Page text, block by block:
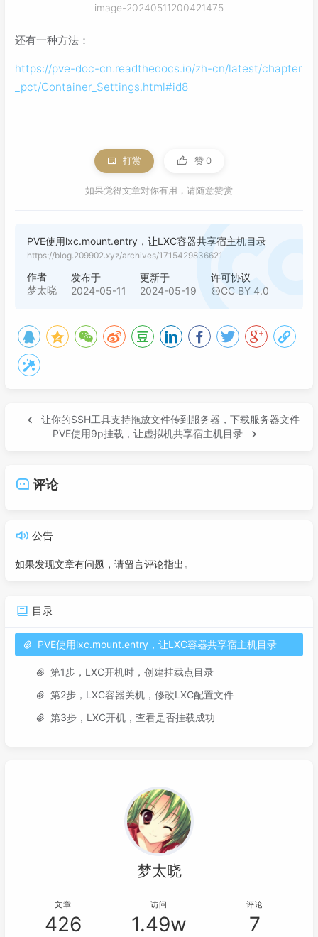
image-20240511200421475
还有一种方法：
https://pve-doc-cn.readthedocs.io/zh-cn/latest/chapter
_pct/Container_Settings.html#id8
打赏 赞 0
如果觉得文章对你有用，请随意赞赏
PVE使用lxc.mount.entry，让LXC容器共享宿主机目录
https://blog.209902.xyz/archives/1715429836621
作者
梦太晓
发布于
2024-05-11
更新于
2024-05-19
许可协议
CC BY 4.0
让你的SSH工具支持拖放文件传到服务器，下载服务器文件
PVE使用9p挂载，让虚拟机共享宿主机目录
评论
公告
如果发现文章有问题，请留言评论指出。
目录
PVE使用lxc.mount.entry，让LXC容器共享宿主机目录
第1步，LXC开机时，创建挂载点目录
第2步，LXC容器关机，修改LXC配置文件
第3步，LXC开机，查看是否挂载成功
梦太晓
文章
426
访问
1.49w
评论
7